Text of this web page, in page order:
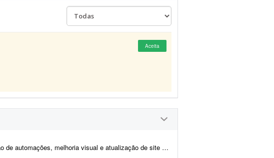
Aceita
melhoria visual e atualização de site de notícias em WordPress. At...